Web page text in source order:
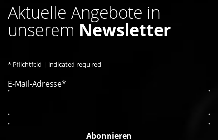
Aktuelle Angebote in
unserem Newsletter
* Pflichtfeld | indicated required
E-Mail-Adresse*